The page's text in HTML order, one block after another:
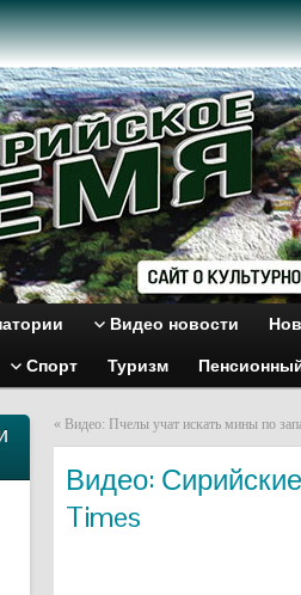
Видео новости
Спорт Туризм
« Видео: Пчелы учат искать мины по
Видео:
Times